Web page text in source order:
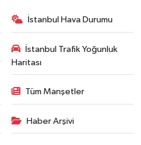
İstanbul Hava Durumu
İstanbul Trafik Yoğunluk
Haritası
Tüm Manşetler
Haber Arşivi